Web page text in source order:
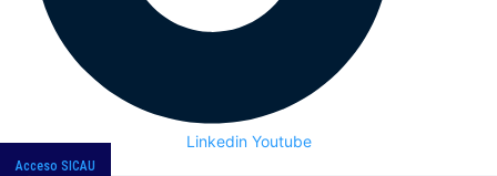
Linkedin Youtube
Acceso SICAU